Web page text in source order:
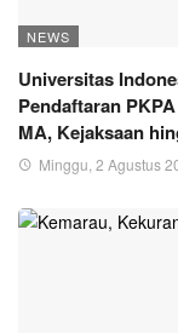
NEWS
Universitas
Pendaftaran
MA, Kejaksaan
Minggu, 2 Agustus